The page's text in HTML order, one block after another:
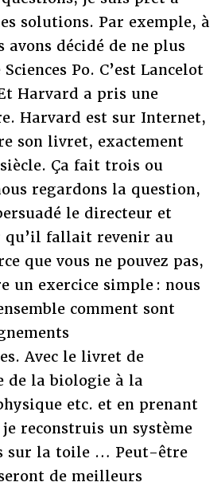
solutions. Par exemple, à
avons décidé de ne plus
Po. C’est Lancelot
Harvard a pris une
Harvard est sur Internet,
son livret, exactement
Ça fait trois ou
regardons la question,
le directeur et
qu’il fallait revenir au
que vous ne pouvez pas,
un exercice simple : nous
comment sont
Avec le livret de
de la biologie à la
etc. et en prenant
je reconstruis un système
sur la toile … Peut-être
de meilleurs